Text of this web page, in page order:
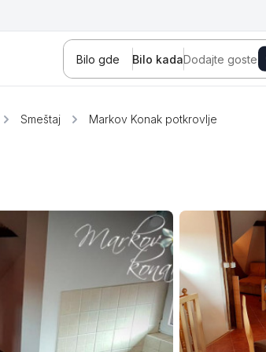
Bilo gde Bilo kadaDodajte goste
Koviljača Sokobanja
Stara planina
Kragujevac Ždrelo
Bajina Bašta Kraljevo
Smeštaj Markov Konak potkrovlje